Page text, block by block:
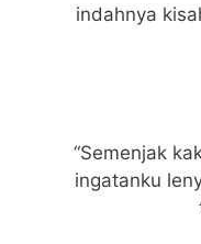
indahnya
“Semenjak
ingatanku